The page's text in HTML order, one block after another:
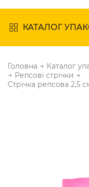
КАТАЛОГ
Головна → Каталог
→ Репсові стрічки →
Стрічка репсова 2,5